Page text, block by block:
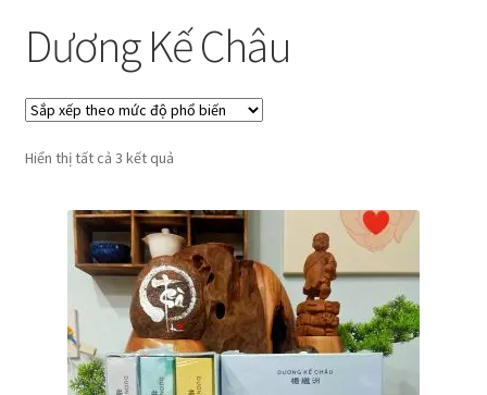
Shop
Voucher
Hướng Dẫn
My account
Dương Kế Châu
Hiển thị tất cả 3 kết quảĐã
theo
mức
độ
phổ
biến